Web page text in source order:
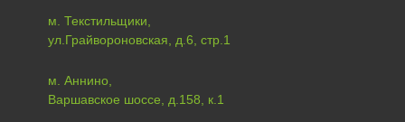
м. Текстильщики,
ул.Грайвороновская, д.6, стр.1
м. Аннино,
Варшавское шоссе, д.158, к.1